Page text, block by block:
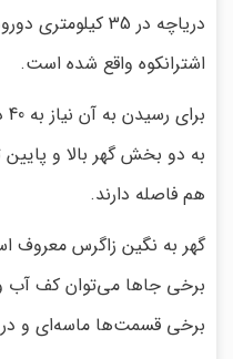
دریاچه در 35
اشترانکوه واقع شده است.
هم فاصله دارند.
گهر به نگین زاگرس معروف
برخی جاها می‌توان کف آب
برخی قسمت‌ها ماسه‌ای و